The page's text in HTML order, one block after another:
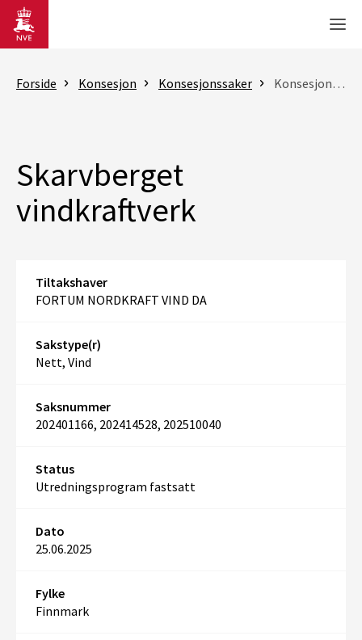
Gå til hovedinnhold
Forside Konsesjon Konsesjonssaker Konsesjonssak
Skarvberget
vindkraftverk
Tiltakshaver
FORTUM NORDKRAFT VIND DA
Sakstype(r)
Nett, Vind
Saksnummer
202401166, 202414528, 202510040
Status
Utredningsprogram fastsatt
Dato
25.06.2025
Fylke
Finnmark